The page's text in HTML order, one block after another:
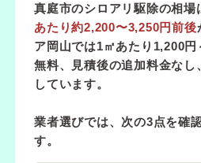
真庭市のシロアリ駆除の相場
あたり約2,200〜3,250円前後
ア岡山では1㎡あたり1,200円
無料、見積後の追加料金なし、
しています。
業者選びでは、次の3点を確
す。